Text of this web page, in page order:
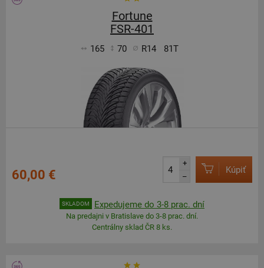
Fortune
FSR-401
165 70 R14 81T
60,00 €
+
–
Kúpiť
SKLADOM Expedujeme do 3-8 prac. dní
Na predajni v Bratislave do 3-8 prac. dní.
Centrálny sklad ČR 8 ks.